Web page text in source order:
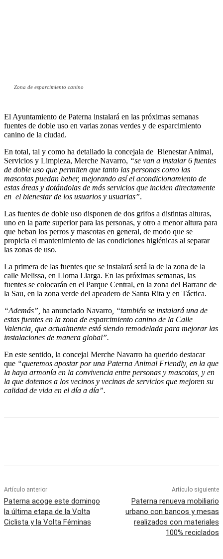
Zona de esparcimiento canino
El Ayuntamiento de Paterna instalará en las próximas semanas
fuentes de doble uso en varias zonas verdes y de esparcimiento
canino de la ciudad.
En total, tal y como ha detallado la concejala de Bienestar Animal,
Servicios y Limpieza, Merche Navarro, “se van a instalar 6 fuentes
de doble uso que permiten que tanto las personas como las
mascotas puedan beber, mejorando así el acondicionamiento de
estas áreas y dotándolas de más servicios que inciden directamente
en el bienestar de los usuarios y usuarias”.
Las fuentes de doble uso disponen de dos grifos a distintas alturas,
uno en la parte superior para las personas, y otro a menor altura para
que beban los perros y mascotas en general, de modo que se
propicia el mantenimiento de las condiciones higiénicas al separar
las zonas de uso.
La primera de las fuentes que se instalará será la de la zona de la
calle Melissa, en Lloma Llarga. En las próximas semanas, las
fuentes se colocarán en el Parque Central, en la zona del Barranc de
la Sau, en la zona verde del apeadero de Santa Rita y en Táctica.
“Además”, ha anunciado Navarro , “también se instalará una de
estas fuentes en la zona de esparcimiento canino de la Calle
Valencia, que actualmente está siendo remodelada para mejorar las
instalaciones de manera global”.
En este sentido, la concejal Merche Navarro ha querido destacar
que “queremos apostar por una Paterna Animal Friendly, en la que
la haya armonía en la convivencia entre personas y mascotas, y en
la que dotemos a los vecinos y vecinas de servicios que mejoren su
calidad de vida en el día a día”.
Artículo anterior
Paterna acoge este domingo
la última etapa de la Volta
Ciclista y la Volta Féminas
Artículo siguiente
Paterna renueva mobiliario
urbano con bancos y mesas
realizados con materiales
100% reciclados